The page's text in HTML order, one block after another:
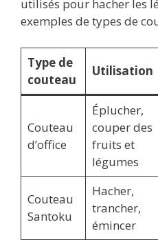
utilisés pour hacher les
exemples de types de
Type de
couteau
Utilisation
Couteau
d’office
Éplucher,
couper des
fruits et
légumes
Couteau
Santoku
Hacher,
trancher,
émincer